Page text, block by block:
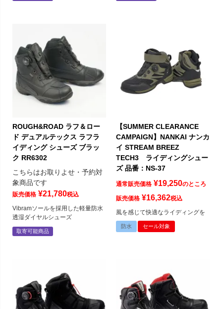
ROUGH&ROAD ラフ＆ロー
ド デュアルテックス ラフラ
イディング シューズ ブラッ
ク RR6302
こちらはお取りよせ・予約対
象商品です
販売価格 ¥21,780税込
Vibramソールを採用した軽量防水
透湿ダイヤルシューズ
取寄可能商品
【SUMMER CLEARANCE
CAMPAIGN】NANKAI ナンカ
イ STREAM BREEZ
TECH3 ライディングシュー
ズ 品番：NS-37
通常販売価格 ¥19,250のところ
販売価格 ¥16,362税込
風を感じて快適なライディングを
防水 セール対象